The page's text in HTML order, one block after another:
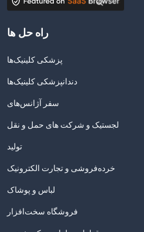
راه حل ها
پزشکی کلینیک‌ها
دندانپزشکی کلینیک‌ها
سفر آژانس‌های
لجستیک و شرکت های حمل و نقل
تولید
خرده‌فروشی و تجارت الکترونیک
لباس و پوشاک
فروشگاه سخت‌افزار